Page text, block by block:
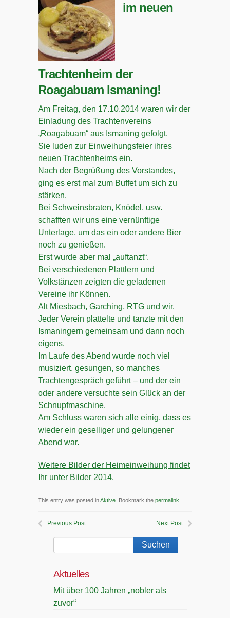
im neuen
Trachtenheim der
Roagabuam Ismaning!
Am Freitag, den 17.10.2014 waren wir der
Einladung des Trachtenvereins
„Roagabuam“ aus Ismaning gefolgt.
Sie luden zur Einweihungsfeier ihres
neuen Trachtenheims ein.
Nach der Begrüßung des Vorstandes,
ging es erst mal zum Buffet um sich zu
stärken.
Bei Schweinsbraten, Knödel, usw.
schafften wir uns eine vernünftige
Unterlage, um das ein oder andere Bier
noch zu genießen.
Erst wurde aber mal „auftanzt“.
Bei verschiedenen Plattlern und
Volkstänzen zeigten die geladenen
Vereine ihr Können.
Alt Miesbach, Garching, RTG und wir.
Jeder Verein plattelte und tanzte mit den
Ismaningern gemeinsam und dann noch
eigens.
Im Laufe des Abend wurde noch viel
musiziert, gesungen, so manches
Trachtengespräch geführt – und der ein
oder andere versuchte sein Glück an der
Schnupfmaschine.
Am Schluss waren sich alle einig, dass es
wieder ein geselliger und gelungener
Abend war.
Weitere Bilder der Heimeinweihung findet
Ihr unter Bilder 2014.
This entry was posted inAktive . Bookmark the permalink
Previous Post Next Post
Aktuelles
Mit über 100 Jahren „nobler als
zuvor“